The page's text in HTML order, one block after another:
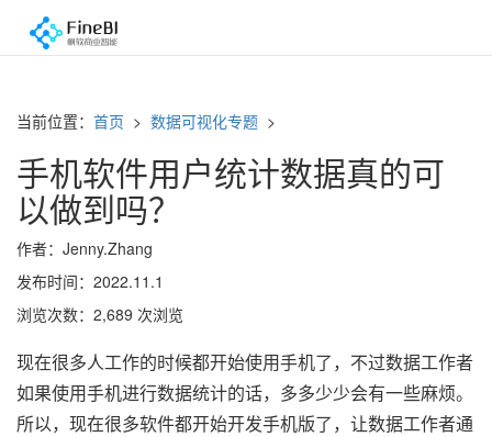
当前位置： 首页 > 数据可视化专题 >
手机软件用户统计数据真的可
以做到吗？
作者：Jenny.Zhang
发布时间：2022.11.1
浏览次数：2,689 次浏览
现在很多人工作的时候都开始使用手机了，不过数据工作者
如果使用手机进行数据统计的话，多多少少会有一些麻烦。
所以，现在很多软件都开始开发手机版了，让数据工作者通